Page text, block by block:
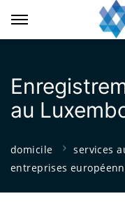
au
domicile
services
entreprises